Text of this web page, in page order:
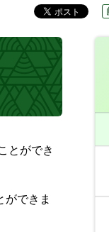
とができ
ができま